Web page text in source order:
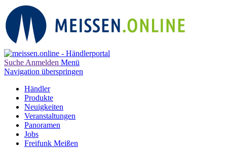
Suche Anmelden Menü
Navigation überspringen
Händler
Produkte
Neuigkeiten
Veranstaltungen
Panoramen
Jobs
Freifunk Meißen